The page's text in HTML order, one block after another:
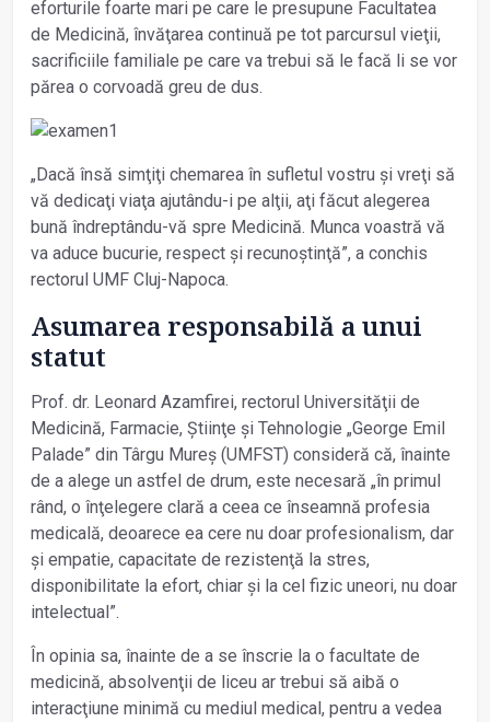
eforturile foarte mari pe care le presupune Facultatea
de Medicină, învăţarea continuă pe tot parcursul vieţii,
sacrificiile familiale pe care va trebui să le facă li se vor
părea o corvoadă greu de dus.
„Dacă însă simţiţi chemarea în sufletul vostru și vreţi să
vă dedicaţi viaţa ajutându-i pe alţii, aţi făcut alegerea
bună îndreptându-vă spre Medicină. Munca voastră vă
va aduce bucurie, respect și recunoștinţă”, a conchis
rectorul UMF Cluj-Napoca.
Asumarea responsabilă a unui
statut
Prof. dr. Leonard Azamfirei, rectorul Universităţii de
Medicină, Farmacie, Știinţe și Tehnologie „George Emil
Palade” din Târgu Mureș (UMFST) consideră că, înainte
de a alege un astfel de drum, este necesară „în primul
rând, o înţelegere clară a ceea ce înseamnă profesia
medicală, deoarece ea cere nu doar profesionalism, dar
și empatie, capacitate de rezistenţă la stres,
disponibilitate la efort, chiar și la cel fizic uneori, nu doar
intelectual”.
În opinia sa, înainte de a se înscrie la o facultate de
medicină, absolvenţii de liceu ar trebui să aibă o
interacţiune minimă cu mediul medical, pentru a vedea